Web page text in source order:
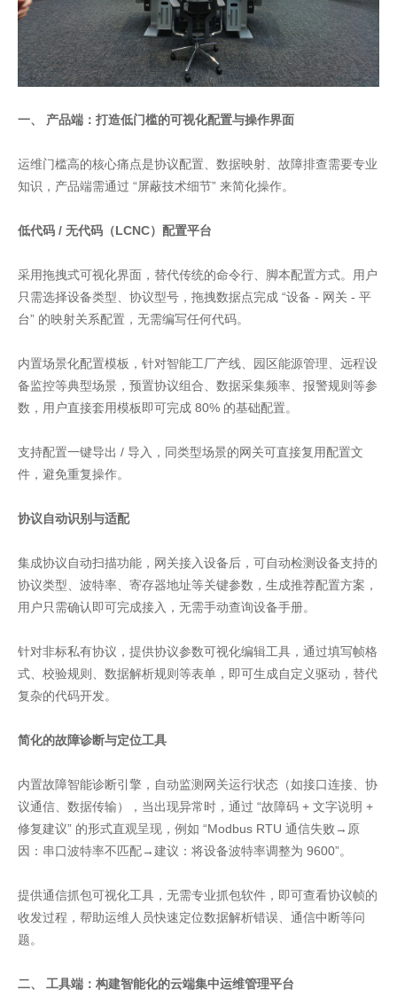
一、 产品端：打造低门槛的可视化配置与操作界面
运维门槛高的核心痛点是协议配置、数据映射、故障排查需要专业
知识，产品端需通过 “屏蔽技术细节” 来简化操作。
低代码 / 无代码（LCNC）配置平台
采用拖拽式可视化界面，替代传统的命令行、脚本配置方式。用户
只需选择设备类型、协议型号，拖拽数据点完成 “设备 - 网关 - 平
台” 的映射关系配置，无需编写任何代码。
内置场景化配置模板，针对智能工厂产线、园区能源管理、远程设
备监控等典型场景，预置协议组合、数据采集频率、报警规则等参
数，用户直接套用模板即可完成 80% 的基础配置。
支持配置一键导出 / 导入，同类型场景的网关可直接复用配置文
件，避免重复操作。
协议自动识别与适配
集成协议自动扫描功能，网关接入设备后，可自动检测设备支持的
协议类型、波特率、寄存器地址等关键参数，生成推荐配置方案，
用户只需确认即可完成接入，无需手动查询设备手册。
针对非标私有协议，提供协议参数可视化编辑工具，通过填写帧格
式、校验规则、数据解析规则等表单，即可生成自定义驱动，替代
复杂的代码开发。
简化的故障诊断与定位工具
内置故障智能诊断引擎，自动监测网关运行状态（如接口连接、协
议通信、数据传输），当出现异常时，通过 “故障码 + 文字说明 +
修复建议” 的形式直观呈现，例如 “Modbus RTU 通信失败→原
因：串口波特率不匹配→建议：将设备波特率调整为 9600”。
提供通信抓包可视化工具，无需专业抓包软件，即可查看协议帧的
收发过程，帮助运维人员快速定位数据解析错误、通信中断等问
题。
二、 工具端：构建智能化的云端集中运维管理平台